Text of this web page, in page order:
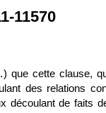
11570
que cette clause,
des relations
découlant de faits